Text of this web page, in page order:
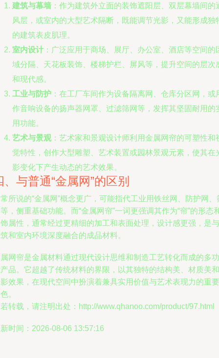
建筑与幕墙 ：作为建筑外立面的装饰遮阳层、双层幕墙间的
风层，或室内的大型艺术隔断，既能调节光影，又能形成独
的建筑表皮肌理。
室内设计 ：广泛应用于商场、展厅、办公室、酒店等空间的
域分隔、天花板装饰、楼梯护栏、屏风等，提升空间的层次
和现代感。
工业与防护 ：在工厂车间作为设备隔离网、仓库分区网，或
作音响设备的扬声器网罩、过滤筛网等，发挥其坚固耐用的
用功能。
艺术与景观：艺术家和景观设计师利用金属网帘的可塑性和
觉特性，创作大型雕塑、艺术装置或园林景观元素，使其在
影变化下产生动态的艺术效果。
、与普通“金属网”的区别
所说的“金属网”概念更广，可能指代工业用铁丝网、防护网、
，侧重基础功能。而“金属网帘”一词更强调其作为“帘”的形态
属性，通常经过更精细的加工和表面处理，设计感更强，是与
和室内环境深度融合的成品材料。
网帘是金属材料通过现代设计思维和制造工艺转化而成的多功
品。它超越了传统材料的界限，以其独特的结构美、材质美和
效果，在现代空间中扮演着兼具实用价值与艺术表现力的重要
。
转载，请注明出处：http://www.qhanoo.com/product/97.html
时间：2026-08-06 13:57:16